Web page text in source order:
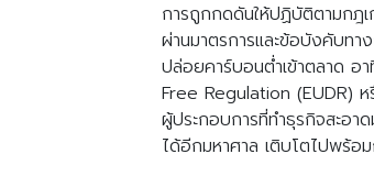
การถูกกดดันให้ปฏิบัติตามกฎ
ผ่านมาตรการและข้อบังคับทา
ปล่อยคาร์บอนต่ำเข้าตลาด
Free Regulation (EUDR)
ผู้ประกอบการที่ทำธุรกิจสะอา
ได้อีกมหาศาล เติบโตไปพร้อ